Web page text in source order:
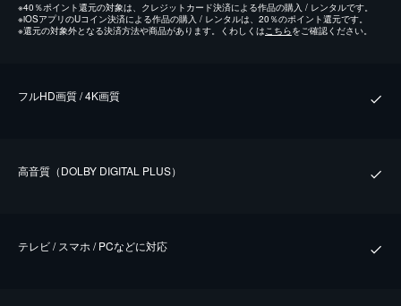
※40％ポイント還元の対象は、クレジットカード決済による作品の購入 / レンタルです。
※iOSアプリのUコイン決済による作品の購入 / レンタルは、20％のポイント還元です。
※還元の対象外となる決済方法や商品があります。くわしくはこちらをご確認ください。
フルHD画質 / 4K画質
⾼⾳質（DOLBY DIGITAL PLUS）
テレビ / スマホ / PCなどに対応